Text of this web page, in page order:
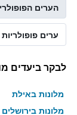
הערים
ערים פופולריות
לבקר ביעדים
מלונות באילת
מלונות בירושלים